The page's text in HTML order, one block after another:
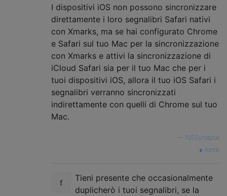
I dispositivi iOS non possono sincronizzare
direttamente i loro segnalibri Safari nativi
con Xmarks, ma se hai configurato Chrome
e Safari sul tuo Mac per la sincronizzazione
con Xmarks e attivi la sincronizzazione di
iCloud Safari sia per il tuo Mac che per i
tuoi dispositivi iOS, allora il tuo iOS Safari i
segnalibri verranno sincronizzati
indirettamente con quelli di Chrome sul tuo
Mac.
NSSynapse
fonte
Tieni presente che occasionalmente
duplicherò i tuoi segnalibri, se la